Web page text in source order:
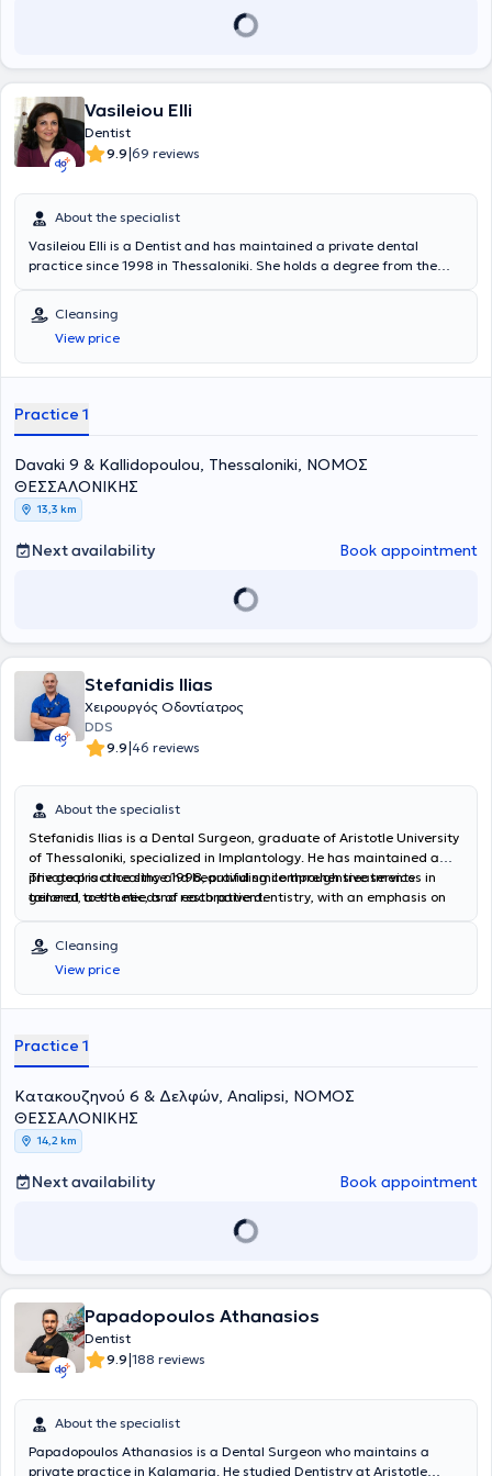
Vasileiou Elli
Dentist
9.9|69 reviews
About the specialist
Vasileiou Elli is a Dentist and has maintained a private dental
practice since 1998 in Thessaloniki. She holds a degree from the
the postgraduate program in Endodontics at the same university's
Dental School. She has extensive experience in endodontics,
aesthetic dentistry, fixed and removable prosthetics, and preventive
dentistry. Furthermore, Dr. Vasileiou is a member of the Thessaloniki
numerous conferences as part of her continuing education.
Cleansing
View price
Practice 1
Davaki 9 & Kallidopoulou, Thessaloniki, ΝΟΜΟΣ
ΘΕΣΣΑΛΟΝΙΚΗΣ
13,3 km
Next availability Book appointment
Stefanidis Ilias
Χειρουργός Οδοντίατρος
DDS
9.9|46 reviews
About the specialist
Stefanidis Ilias is a Dental Surgeon, graduate of Aristotle University
of Thessaloniki, specialized in Implantology. He has maintained a
private practice since 1998, providing comprehensive services in
general, aesthetic, and restorative dentistry, with an emphasis on
excellent dental care in the greater Thessaloniki area, investing in
state-of-the-art equipment and ensuring a relaxing and
comfortable environment for the patient. His practice performs the
full range of dental procedures including digital scans with an
extractions, wisdom tooth removal, whitening, aesthetic dentistry,
method, periodontology, prosthodontics, endodontics and fillings, as
well as facial mesotherapy.
The goal is a healthy and beautiful smile through treatments
tailored to the needs of each patient.
Cleansing
View price
Practice 1
Κατακουζηνού 6 & Δελφών, Analipsi, ΝΟΜΟΣ
ΘΕΣΣΑΛΟΝΙΚΗΣ
14,2 km
Next availability Book appointment
Papadopoulos Athanasios
Dentist
9.9|188 reviews
About the specialist
Papadopoulos Athanasios is a Dental Surgeon who maintains a
private practice in Kalamaria. He studied Dentistry at Aristotle